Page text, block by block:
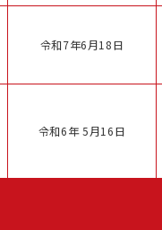
令和7年6月18日
令和6年 5月16日